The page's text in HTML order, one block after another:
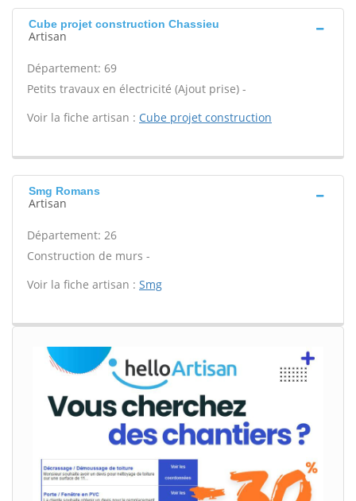
Cube projet construction Chassieu
Artisan
Département: 69
Petits travaux en électricité (Ajout prise) -
Voir la fiche artisan : Cube projet construction
Smg Romans
Artisan
Département: 26
Construction de murs -
Voir la fiche artisan : Smg